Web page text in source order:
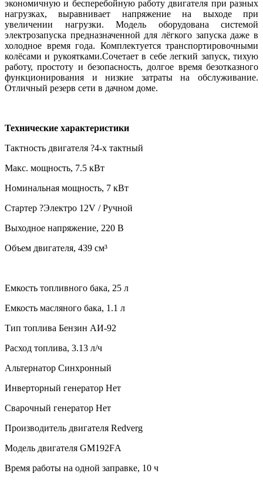
экономичную и бесперебойную работу двигателя при разных
нагрузках, выравнивает напряжение на выходе при
увеличении нагрузки. Модель оборудована системой
электрозапуска предназначенной для лёгкого запуска даже в
холодное время года. Комплектуется транспортировочными
колёсами и рукоятками.Сочетает в себе легкий запуск, тихую
работу, простоту и безопасность, долгое время безотказного
функционирования и низкие затраты на обслуживание.
Отличный резерв сети в дачном доме.
Технические характеристики
Тактность двигателя ?4-х тактный
Макс. мощность, 7.5 кВт
Номинальная мощность, 7 кВт
Стартер ?Электро 12V / Ручной
Выходное напряжение, 220 В
Объем двигателя, 439 см³
Емкость топливного бака, 25 л
Емкость масляного бака, 1.1 л
Тип топлива Бензин АИ-92
Расход топлива, 3.13 л/ч
Альтернатор Синхронный
Инверторный генератор Нет
Сварочный генератор Нет
Производитель двигателя Redverg
Модель двигателя GM192FА
Время работы на одной заправке, 10 ч